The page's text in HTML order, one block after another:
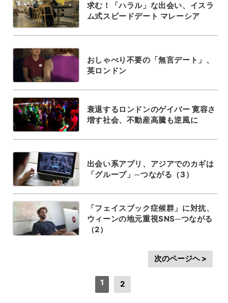
求む！「ハラル」な出会い、イスラ
ム式スピードデート マレーシア
おしゃべり不要の「無言デート」、
英ロンドン
衰退するロンドンのゲイバー 寛容さ
増す社会、不動産高騰も逆風に
出会い系アプリ、アジアでのカギは
「グループ」─つながる（3）
「フェイスブック症候群」に対抗、
ウィーンの地元重視SNS─つながる
（2）
1 2
次のページヘ >